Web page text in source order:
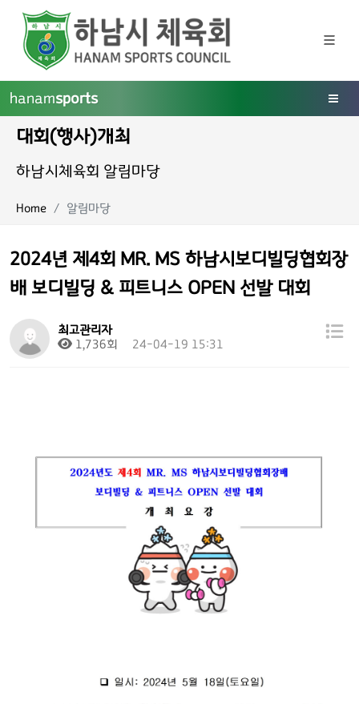
hanamsports
대회(행사)개최
하남시체육회 알림마당
Home 알림마당
2024년 제4회 MR. MS 하남시보디빌딩협회장
배 보디빌딩 & 피트니스 OPEN 선발 대회
최고관리자
1,736회
24-04-19 15:31